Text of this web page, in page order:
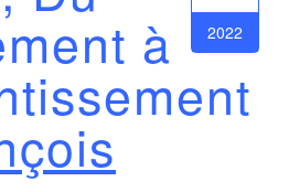
2022
à